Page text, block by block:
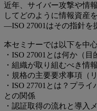
近年、サイバー攻撃や情
してどのように情報資産
―ISO 27001はその指針を
本セミナーでは以下を中
・ISO 27001とは何か（目
・組織が取り組むべき情
・規格の主要要求事項（
・ISO 27701とは？プラ
との関係
・認証取得の流れと導入